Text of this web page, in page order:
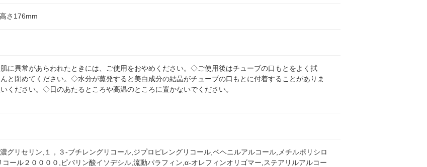
さ176mm
に異常があらわれたときには、ご使用をおやめください。◇ご使用後はチューブの口もとをよく拭
と閉めてください。◇水分が蒸発すると美白成分の結晶がチューブの口もとに付着することがありま
ください。◇日のあたるところや高温のところに置かないでください。
グリセリン,１，３-ブチレングリコール,ジプロピレングリコール,ベヘニルアルコール,メチルポリシロ
ール２００００,ピバリン酸イソデシル,流動パラフィン,α-オレフィンオリゴマー,ステアリルアルコー